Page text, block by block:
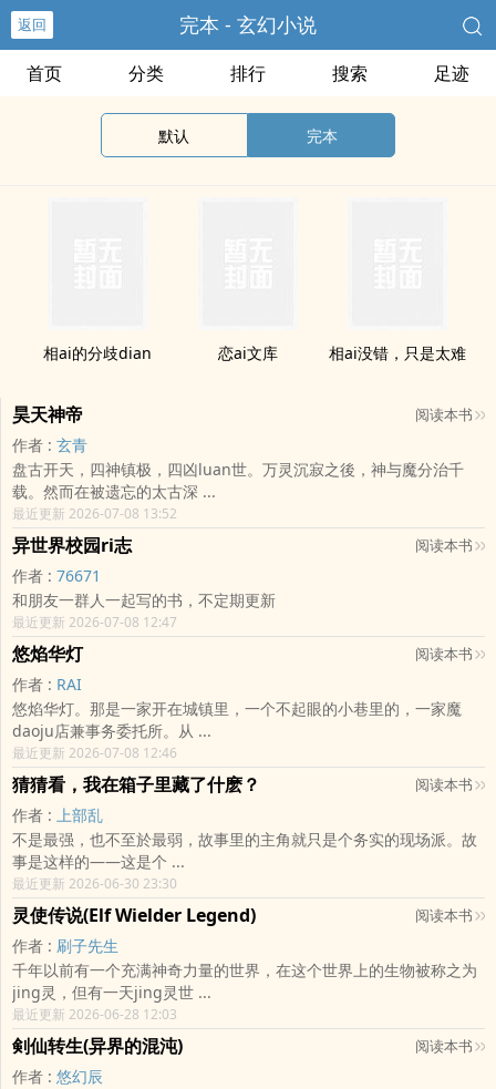
返回 完本 - 玄幻小说
首页 分类 排行 搜索 足迹
默认 完本
相ai的分歧dian 恋ai文库 相ai没错，只是太难
昊天神帝 阅读本书
作者 : 玄青
盘古开天，四神镇极，四凶luan世。万灵沉寂之後，神与魔分治千
载。然而在被遗忘的太古深 ...
最近更新 2026-07-08 13:52
异世界校园ri志 阅读本书
作者 : 76671
和朋友一群人一起写的书，不定期更新
最近更新 2026-07-08 12:47
悠焰华灯 阅读本书
作者 : RAI
悠焰华灯。那是一家开在城镇里，一个不起眼的小巷里的，一家魔
daoju店兼事务委托所。从 ...
最近更新 2026-07-08 12:46
猜猜看，我在箱子里藏了什麽？ 阅读本书
作者 : 上部乱
不是最强，也不至於最弱，故事里的主角就只是个务实的现场派。故
事是这样的——这是个 ...
最近更新 2026-06-30 23:30
灵使传说(Elf Wielder Legend) 阅读本书
作者 : 刷子先生
千年以前有一个充满神奇力量的世界，在这个世界上的生物被称之为
jing灵，但有一天jing灵世 ...
最近更新 2026-06-28 12:03
剣仙转生(异界的混沌) 阅读本书
作者 : 悠幻辰